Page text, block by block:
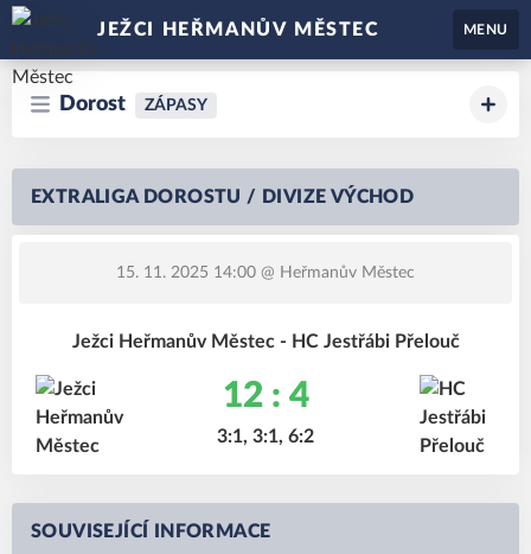
JEŽCI HEŘMANŮV MĚSTEC MENU
Dorost ZÁPASY
EXTRALIGA DOROSTU / DIVIZE VÝCHOD
15. 11. 2025 14:00 @ Heřmanův Městec
Ježci Heřmanův Městec - HC Jestřábi Přelouč
12 : 4
3:1, 3:1, 6:2
SOUVISEJÍCÍ INFORMACE